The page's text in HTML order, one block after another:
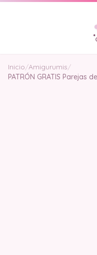
Inicio/Amigurumis/
PATRÓN GRATIS Parejas